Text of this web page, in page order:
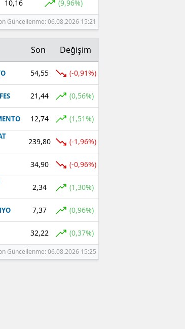
10,16 (9,96%)
Güncellenme: 06.08.2026 15:21
Son Değişim
54,55 (-0,91%)
21,44 (0,56%)
12,74 (1,51%)
239,80 (-1,96%)
34,90 (-0,96%)
2,34 (1,30%)
7,37 (0,96%)
32,22 (0,37%)
Güncellenme: 06.08.2026 15:25